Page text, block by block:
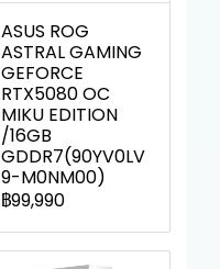
ASUS ROG
ASTRAL GAMING
GEFORCE
RTX5080 OC
MIKU EDITION
/16GB
GDDR7(90YV0LV
9-M0NM00)
฿99,990